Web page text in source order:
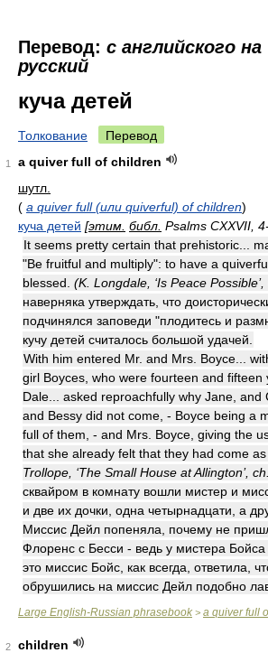
Перевод: с английского на
русский
куча детей
Толкование Перевод
1
a quiver full of children
шутл.
( a quiver full (или quiverful) of children)
куча детей [этим. библ. Psalms CXXVII,
It seems pretty certain that prehistoric...
"Be fruitful and multiply": to have a
blessed. (K. Longdale, ‘Is Peace Possible’,
наверняка утверждать, что
подчинялся заповеди "плодитесь и
кучу детей считалось большой удачей.
With him entered Mr. and Mrs. Boyce...
girl Boyces, who were fourteen and fifteen
Dale... asked reproachfully why Jane, and
and Bessy did not come, - Boyce being a
full of them, - and Mrs. Boyce, giving the
that she already felt that they had come as
Trollope, ‘The Small House at Allington’,
сквайром в комнату вошли мистер и
и две их дочки, одна четырнадцати, а
Миссис Дейл попеняла, почему не
Флоренс с Бесси - ведь у мистера Бойса
это миссис Бойс, как всегда, ответила,
обрушились на миссис Дейл подобно
Large English-Russian phrasebook > a quiver full
2
children